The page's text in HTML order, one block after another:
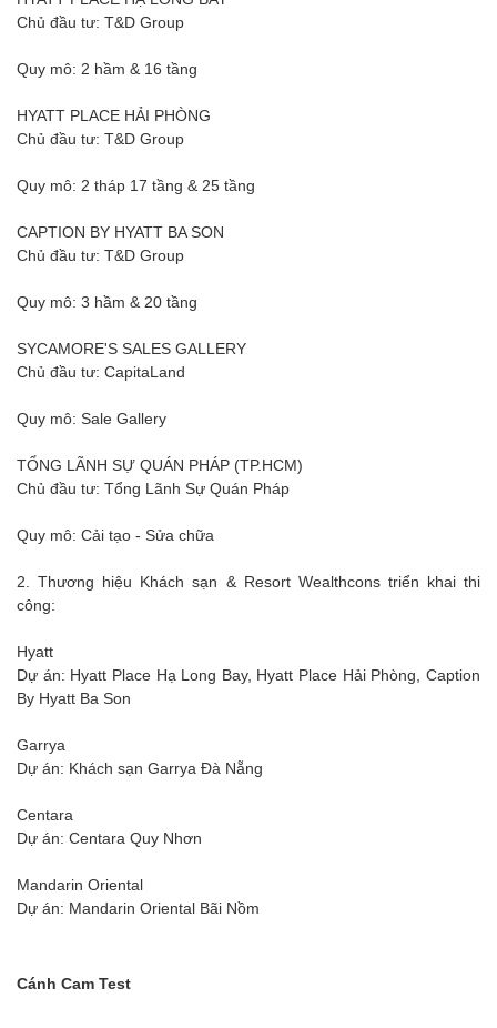
Chủ đầu tư: T&D Group
Quy mô: 2 hầm & 16 tầng
HYATT PLACE HẢI PHÒNG
Chủ đầu tư: T&D Group
Quy mô: 2 tháp 17 tầng & 25 tầng
CAPTION BY HYATT BA SON
Chủ đầu tư: T&D Group
Quy mô: 3 hầm & 20 tầng
SYCAMORE'S SALES GALLERY
Chủ đầu tư: CapitaLand
Quy mô: Sale Gallery
TỔNG LÃNH SỰ QUÁN PHÁP (TP.HCM)
Chủ đầu tư: Tổng Lãnh Sự Quán Pháp
Quy mô: Cải tạo - Sửa chữa
2. Thương hiệu Khách sạn & Resort Wealthcons triển khai thi
công:
Hyatt
Dự án: Hyatt Place Hạ Long Bay, Hyatt Place Hải Phòng, Caption
By Hyatt Ba Son
Garrya
Dự án: Khách sạn Garrya Đà Nẵng
Centara
Dự án: Centara Quy Nhơn
Mandarin Oriental
Dự án: Mandarin Oriental Bãi Nồm
Cánh Cam Test